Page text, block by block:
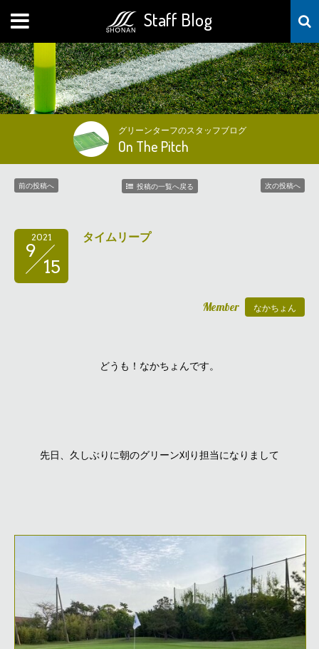
Staff Blog
MENU
グリーンターフのスタッフブログ
On The Pitch
前の投稿へ 投稿の一覧へ戻る 次の投稿へ
2021
9
15
タイムリープ
Member なかちょん
どうも！なかちょんです。
先日、久しぶりに朝のグリーン刈り担当になりまして